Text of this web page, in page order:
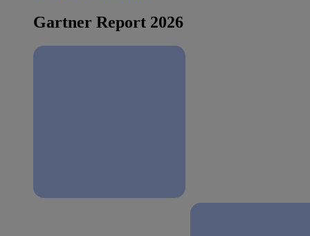
Gartner Report 2026